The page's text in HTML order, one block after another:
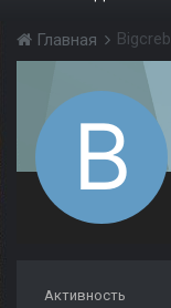
Главная
Активность